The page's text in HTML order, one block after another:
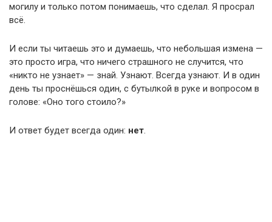
могилу и только потом понимаешь, что сделал. Я просрал
всё.
И если ты читаешь это и думаешь, что небольшая измена —
это просто игра, что ничего страшного не случится, что
«никто не узнает» — знай. Узнают. Всегда узнают. И в один
день ты проснёшься один, с бутылкой в руке и вопросом в
голове: «Оно того стоило?»
И ответ будет всегда один: нет